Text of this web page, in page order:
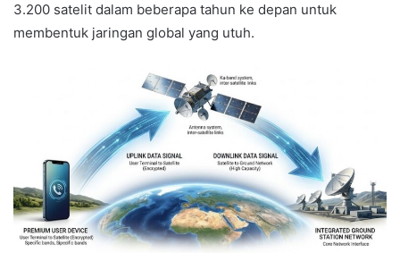
3.200 satelit dalam beberapa tahun ke depan untuk
membentuk jaringan global yang utuh.